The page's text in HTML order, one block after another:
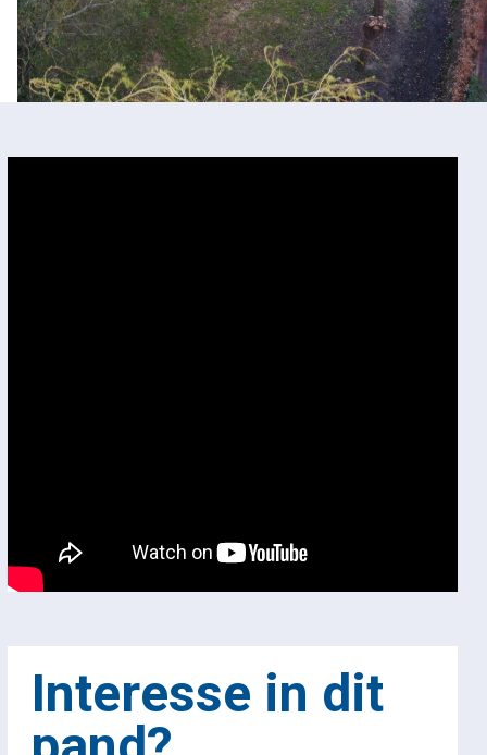
Interesse in dit